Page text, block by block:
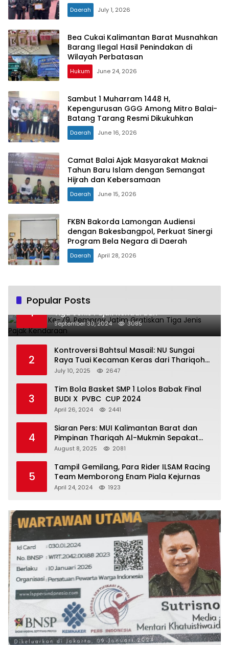
Daerah July 1, 2026
Bea Cukai Kalimantan Barat Musnahkan
Barang Ilegal Hasil Penindakan di
Wilayah Perbatasan
Hukum June 24, 2026
Sambut 1 Muharram 1448 H,
Kepengurusan GGG Among Mitro Balai-
Batang Tarang Resmi Dikukuhkan
Daerah June 16, 2026
Camat Balai Ajak Masyarakat Maknai
Tahun Baru Islam dengan Semangat
Hijrah dan Kebersamaan
Daerah June 15, 2026
FKBN Bakorda Lamongan Audiensi
dengan Bakesbangpol, Perkuat Sinergi
Program Bela Negara di Daerah
Daerah April 28, 2026
Popular Posts
1
Hari Jadi Ke-79, Pemprov Jatim Gratiskan
Tiga Jenis Pajak Kendaraan
September 30, 2024 3085
2
Kontroversi Bahtsul Masail: NU Sungai
Raya Tuai Kecaman Keras dari Thariqoh
Al Mu’min
July 10, 2025 2647
3
Tim Bola Basket SMP 1 Lolos Babak Final
BUDI X PVBC CUP 2024
April 26, 2024 2441
4
Siaran Pers: MUI Kalimantan Barat dan
Pimpinan Thariqah Al-Mukmin Sepakat
Jaga Umat
August 8, 2025 2081
5
Tampil Gemilang, Para Rider ILSAM Racing
Team Memborong Enam Piala Kejurnas
April 24, 2024 1923